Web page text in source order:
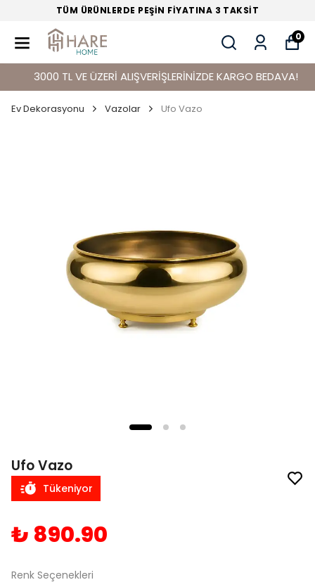
TÜM ÜRÜNLERDE PEŞİN FİYATINA 3 TAKSİT
0
3000 TL VE ÜZERİ ALIŞVERİŞLERİNİZDE KARGO BEDAVA!
Ev Dekorasyonu Vazolar Ufo Vazo
Ufo Vazo
Tükeniyor
₺ 890.90
Renk Seçenekleri